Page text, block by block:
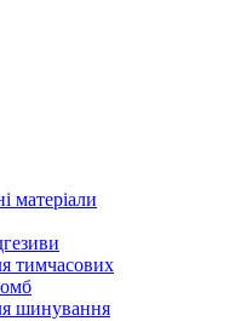
матеріали
тимчасових
шинування